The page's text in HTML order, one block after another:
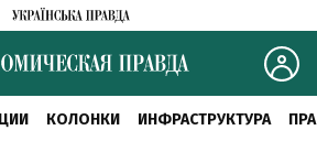
КОЛОНКИ ИНФРАСТРУКТУРА